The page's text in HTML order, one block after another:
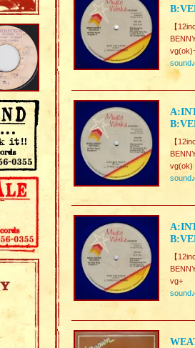
【
sound♪
【
vg(ok)
sound♪
【
vg+
sound♪